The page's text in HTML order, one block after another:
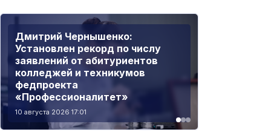
Сергей Кравцов: Школьников
научат осознанно использовать
ИИ
08 августа 2026 15:30